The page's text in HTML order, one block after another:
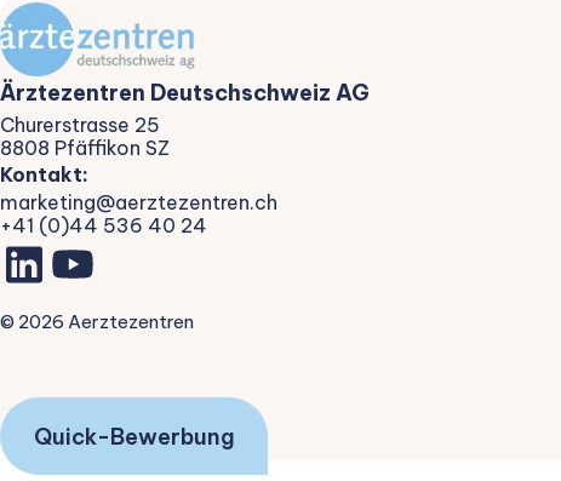
Ärztezentren Deutschschweiz AG
Churerstrasse 25
8808 Pfäffikon SZ
Kontakt:
marketing@aerztezentren.ch
+41 (0)44 536 40 24
© 2026 Aerztezentren
Quick-Bewerbung